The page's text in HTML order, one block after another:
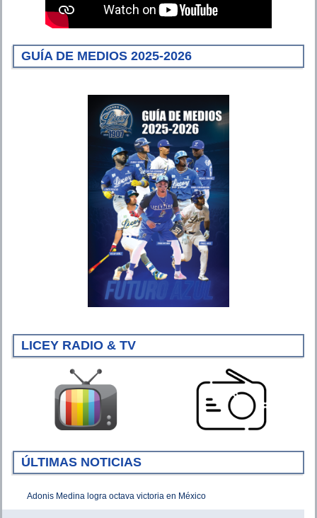
GUÍA DE MEDIOS 2025-2026
LICEY RADIO & TV
ÚLTIMAS NOTICIAS
Adonis Medina logra octava victoria en México